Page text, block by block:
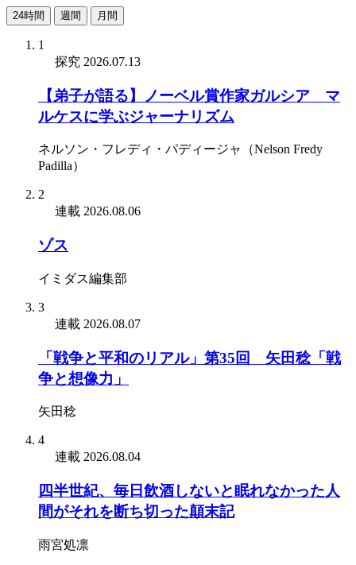
24時間 週間 月間
1
探究 2026.07.13
【弟子が語る】ノーベル賞作家ガルシア゠マ
ルケスに学ぶジャーナリズム
ネルソン・フレディ・パディージャ（Nelson Fredy
Padilla）
2
連載 2026.08.06
ゾス
イミダス編集部
3
連載 2026.08.07
「戦争と平和のリアル」第35回 矢田稔「戦
争と想像力」
矢田稔
4
連載 2026.08.04
四半世紀、毎日飲酒しないと眠れなかった人
間がそれを断ち切った顛末記
雨宮処凛